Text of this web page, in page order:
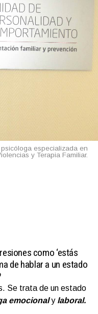
psicóloga especializada en
y Terapia Familiar.
como ‘estás
de hablar a un estado
Se trata de un estado
emocionaly laboral.